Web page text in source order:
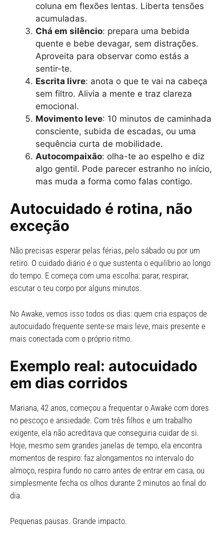
coluna em flexões lentas. Liberta tensões
acumuladas.
Chá em silêncio: prepara uma bebida
quente e bebe devagar, sem distrações.
Aproveita para observar como estás a
sentir-te.
Escrita livre: anota o que te vai na cabeça
sem filtro. Alivia a mente e traz clareza
emocional.
Movimento leve: 10 minutos de caminhada
consciente, subida de escadas, ou uma
sequência curta de mobilidade.
Autocompaixão: olha-te ao espelho e diz
algo gentil. Pode parecer estranho no início,
mas muda a forma como falas contigo.
Autocuidado é rotina, não
exceção
Não precisas esperar pelas férias, pelo sábado ou por um
retiro. O cuidado diário é o que sustenta o equilíbrio ao longo
do tempo. E começa com uma escolha: parar, respirar,
escutar o teu corpo por alguns minutos.
No Awake, vemos isso todos os dias: quem cria espaços de
autocuidado frequente sente-se mais leve, mais presente e
mais conectada com o próprio ritmo.
Exemplo real: autocuidado
em dias corridos
Mariana, 42 anos, começou a frequentar o Awake com dores
no pescoço e ansiedade. Com três filhos e um trabalho
exigente, ela não acreditava que conseguiria cuidar de si.
Hoje, mesmo sem grandes janelas de tempo, ela encontra
momentos de respiro: faz alongamentos no intervalo do
almoço, respira fundo no carro antes de entrar em casa, ou
simplesmente fecha os olhos durante 2 minutos ao final do
dia.
Pequenas pausas. Grande impacto.